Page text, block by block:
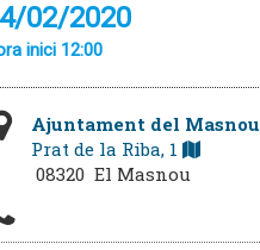
02/2020
inici 12:00
Ajuntament del Masnou
Prat de la Riba, 1
08320 El Masnou